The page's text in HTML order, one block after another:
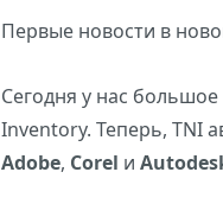
Первые новости в
Сегодня у нас
Inventory. Теперь, TNI
Adobe, Corel и